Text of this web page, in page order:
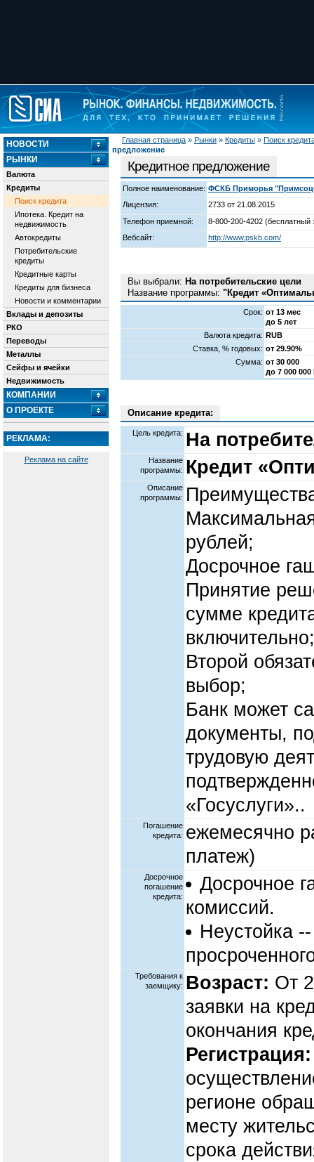
Главная страница » Рынки » Кредиты » Поиск
предложение
НОВОСТИ
РЫНКИ
Валюта
Кредиты
Поиск кредита
Ипотека. Кредит на
недвижимость
Автокредиты
Потребительские
кредиты
Кредитные карты
Кредиты для бизнеса
Новости и комментарии
Вклады и депозиты
РКО
Переводы
Металлы
Сейфы и ячейки
Недвижимость
КОМПАНИИ
О ПРОЕКТЕ
РЕКЛАМА:
Реклама на сайте
Кредитное предложение
Полное наименование: ФСКБ Приморья
Лицензия:
2733 от 21.08.2015
Телефон приемной:
8-800-200-4202 (бесплатный
Вебсайт:
http://www.pskb.com/
Вы выбрали: На потребительские цели
Название программы: "Кредит
Срок: от 13 мес
до 5 лет
Валюта кредита: RUB
Cтавка, % годовых: от 29.90%
Сумма: от 30 000
до 7 000 000
Описание кредита:
Цель кредита: На
Название
программы: Кредит
Описание
программы:
рублей;
Досрочное
Принятие
сумме
включительно;
Второй
выбор;
Банк может
документы,
трудовую
«Госуслуги»..
Погашение
кредита: ежемесячно
платеж)
Досрочное
погашение
кредита:
Досрочное
комиссий.
Неустойка
Требования к
заемщику: Возраст: От
заявки на
окончания
Регистрация:
регионе
месту
срока